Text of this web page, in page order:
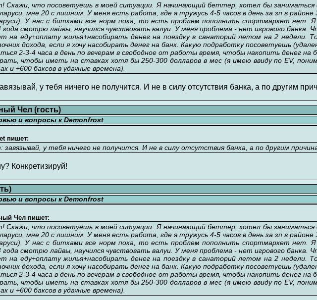
Скажи, что посоветуешь в моей ситуации. Я начинающий беттер, хотел бы
мне 20 с лишним. У меня есть работа, где я тружусь 4-5 часов в день за зп в районе
У нас с битками все норм пока, то есть проблем пополнить спортмаркет нет. Я
года смотрю лайвы, научился чувствовать валуи. У меня проблема - нет игрового банка.
на еду+оплату жилья+насобирать денег на поездку в санаторий летом на 2 недели.
дохода, если я хочу насобирать денег на банк. Какую подработку посоветуешь
2-3-4 часа в день по вечерам в свободное от работы время, чтобы накопить денег на
чтобы иметь на ставках хотя бы 250-300 долларов в мес (я имею ввиду по EV,
и +600 баксов в удачные времена).
у тебя ничего не получится. И не в силу отсутствия банка, а по другим
Чел (гость)
и вопросы к Demonfrost
пишет:
у тебя ничего не получится. И не в силу отсутствия банка, а по другим
Конкретизируй!
и вопросы к Demonfrost
Чел пишет:
Скажи, что посоветуешь в моей ситуации. Я начинающий беттер, хотел бы
мне 20 с лишним. У меня есть работа, где я тружусь 4-5 часов в день за зп в районе
У нас с битками все норм пока, то есть проблем пополнить спортмаркет нет. Я
года смотрю лайвы, научился чувствовать валуи. У меня проблема - нет игрового банка.
на еду+оплату жилья+насобирать денег на поездку в санаторий летом на 2 недели.
дохода, если я хочу насобирать денег на банк. Какую подработку посоветуешь
2-3-4 часа в день по вечерам в свободное от работы время, чтобы накопить денег на
чтобы иметь на ставках хотя бы 250-300 долларов в мес (я имею ввиду по EV,
и +600 баксов в удачные времена).